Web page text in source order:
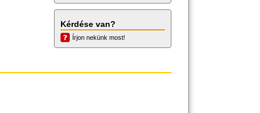
Kérdése van?
Írjon nekünk most!